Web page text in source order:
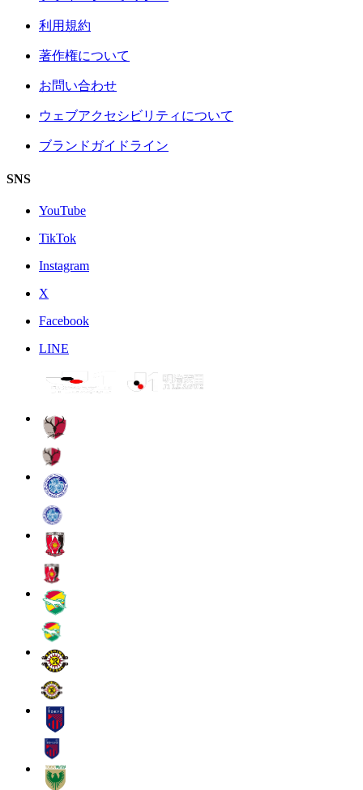
利用規約
著作権について
お問い合わせ
ウェブアクセシビリティについて
ブランドガイドライン
SNS
YouTube
TikTok
Instagram
X
Facebook
LINE